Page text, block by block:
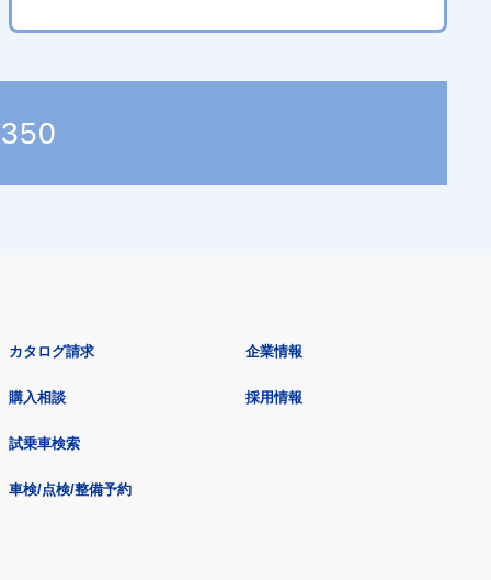
カタログ請求
購入相談
試乗車検索
車検/点検/整備予約
企業情報
採用情報